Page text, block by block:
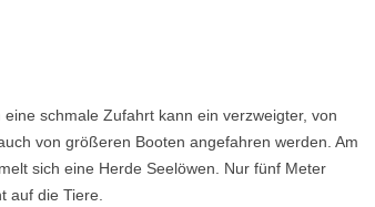
schmale Zufahrt kann ein verzweigter, von
von größeren Booten angefahren werden. Am
sich eine Herde Seelöwen. Nur fünf Meter
auf die Tiere.